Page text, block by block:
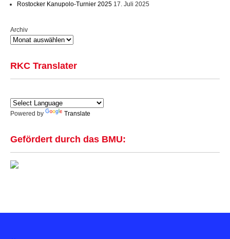
Rostocker Kanupolo-Turnier 2025 17. Juli 2025
Archiv
RKC Translater
Powered by Translate
Gefördert durch das BMU: